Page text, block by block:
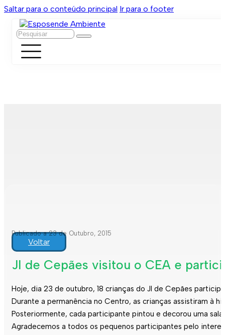
Saltar para o conteúdo principal Ir para o footer
Pesquisar
Publicado a 23 de Outubro, 2015
Voltar
JI de Cepães visitou o CEA e
Hoje, dia 23 de outubro, 18 crianças do JI de Cepães
Durante a permanência no Centro, as crianças assistiram à
Posteriormente, cada participante pintou e decorou uma
Agradecemos a todos os pequenos participantes pelo